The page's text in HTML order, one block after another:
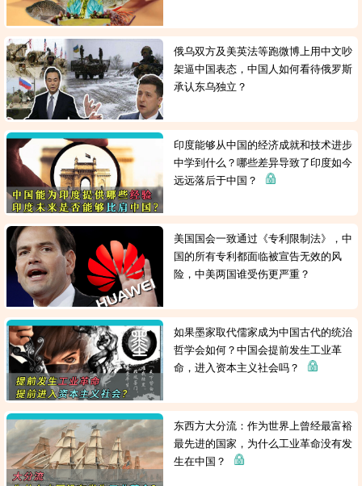
俄乌双方及美英法等跑微博上用中文吵
架逼中国表态，中国人如何看待俄罗斯
承认东乌独立？
印度能够从中国的经济成就和技术进步
中学到什么？哪些差异导致了印度如今
远远落后于中国？
美国国会一致通过《专利限制法》，中
国的所有专利都面临被宣告无效的风
险，中美两国谁受伤更严重？
如果墨家取代儒家成为中国古代的统治
哲学会如何？中国会提前发生工业革
命，进入资本主义社会吗？
东西方大分流：作为世界上曾经最富裕
最先进的国家，为什么工业革命没有发
生在中国？